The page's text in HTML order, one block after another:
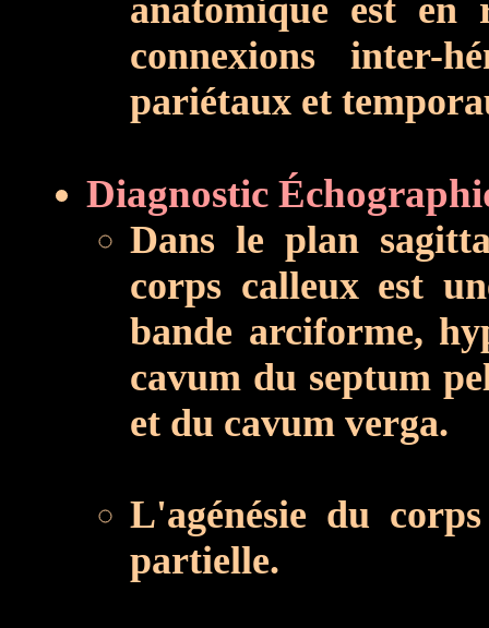
anatomique est en
connexions inter-
pariétaux et
Diagnostic
Dans le plan
corps calleux est
bande arciforme,
cavum du septum
et du cavum verga.
L'agénésie du
partielle.